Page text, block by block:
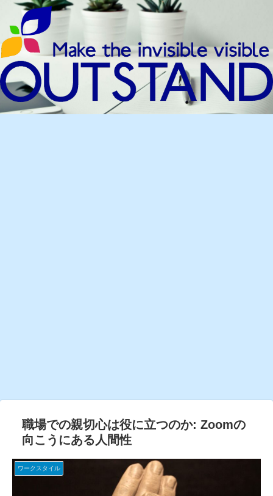
職場での親切心は役に立つのか: Zoomの
向こうにある人間性
ワークスタイル